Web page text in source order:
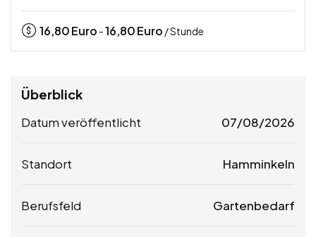
16,80Euro -16,80Euro / Stunde
Überblick
Datum veröffentlicht 07/08/2026
Standort Hamminkeln
Berufsfeld Gartenbedarf